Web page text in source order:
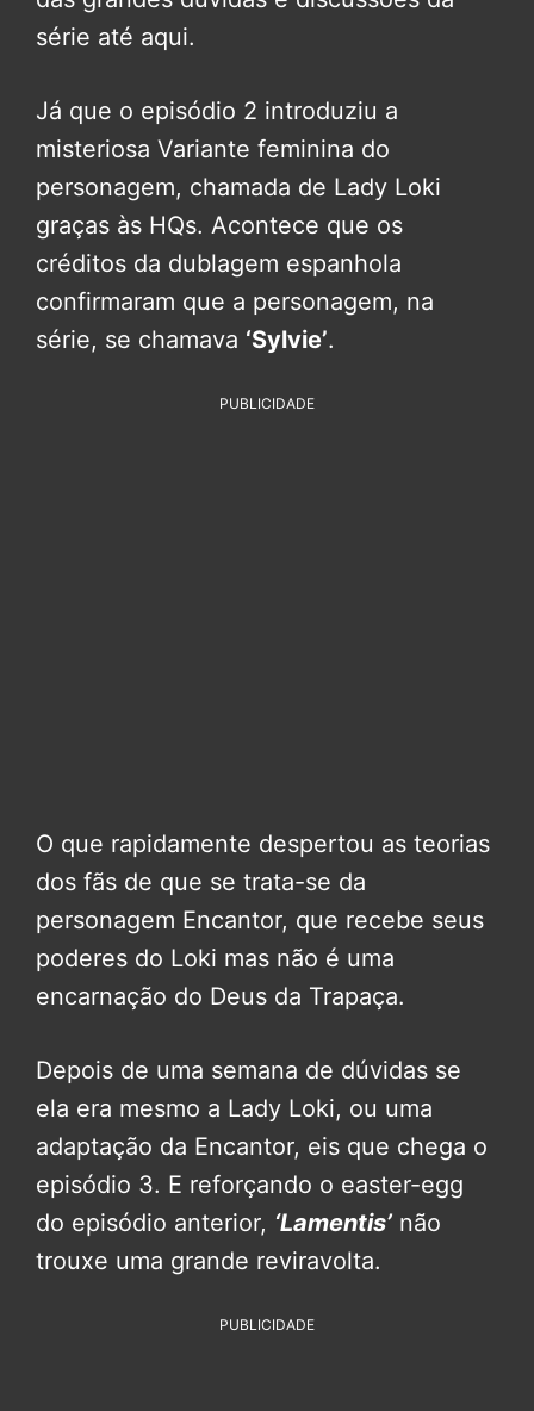
série até aqui.
Já que o episódio 2 introduziu a
misteriosa Variante feminina do
personagem, chamada de Lady Loki
graças às HQs. Acontece que os
créditos da dublagem espanhola
confirmaram que a personagem, na
série, se chamava ‘Sylvie’.
PUBLICIDADE
O que rapidamente despertou as teorias
dos fãs de que se trata-se da
personagem Encantor, que recebe seus
poderes do Loki mas não é uma
encarnação do Deus da Trapaça.
Depois de uma semana de dúvidas se
ela era mesmo a Lady Loki, ou uma
adaptação da Encantor, eis que chega o
episódio 3. E reforçando o easter-egg
do episódio anterior, ‘Lamentis’ não
trouxe uma grande reviravolta.
PUBLICIDADE